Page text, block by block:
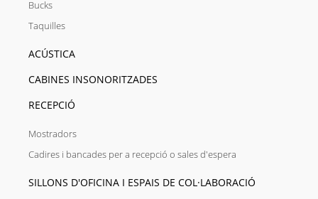
Bucks
Taquilles
ACÚSTICA
CABINES INSONORITZADES
RECEPCIÓ
Mostradors
Cadires i bancades per a recepció o sales d'espera
SILLONS D'OFICINA I ESPAIS DE COL·LABORACIÓ